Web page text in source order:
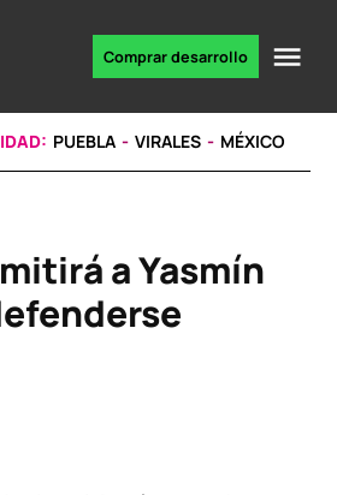
noticias
Comprar desarrollo
PUEBLA VIRALES MÉXICO
a Yasmín